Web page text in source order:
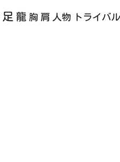
足 龍 胸 肩 人物 トライバル